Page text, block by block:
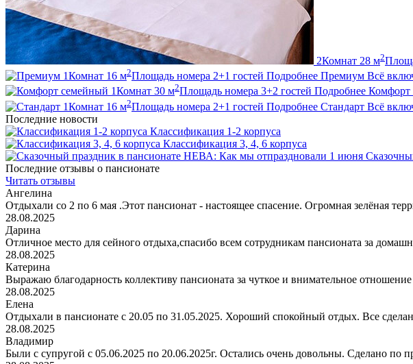
2Комнат 28 м2
1Комнат 16 м2Площадь номера 2+1 гостей Подробнее Премиум Всё
1Комнат 30 м2Площадь номера 3+2 гостей Подробнее Комфорт
1Комнат 16 м2Площадь номера 2+1 гостей Подробнее Стандарт Всё
Последние новости
Классификация 1-2 корпуса
Классификация 3, 4, 6 корпуса
Последние отзывы о пансионате
Читать отзывы
Ангелина
Отдыхали со 2 по 6 мая .Этот пансионат - настоящее спасение. Огромная зелёная
28.08.2025
Дарина
Отличное место для сейного отдыха,спасибо всем сотрудникам пансионата за
28.08.2025
Катерина
Выражаю благодарность коллективу пансионата за чуткое и внимательное
28.08.2025
Елена
Отдыхали в пансионате с 20.05 по 31.05.2025. Хороший спокойный отдых. Все
28.08.2025
Владимир
Были с супругой с 05.06.2025 по 20.06.2025г. Остались очень довольны. Сделано по